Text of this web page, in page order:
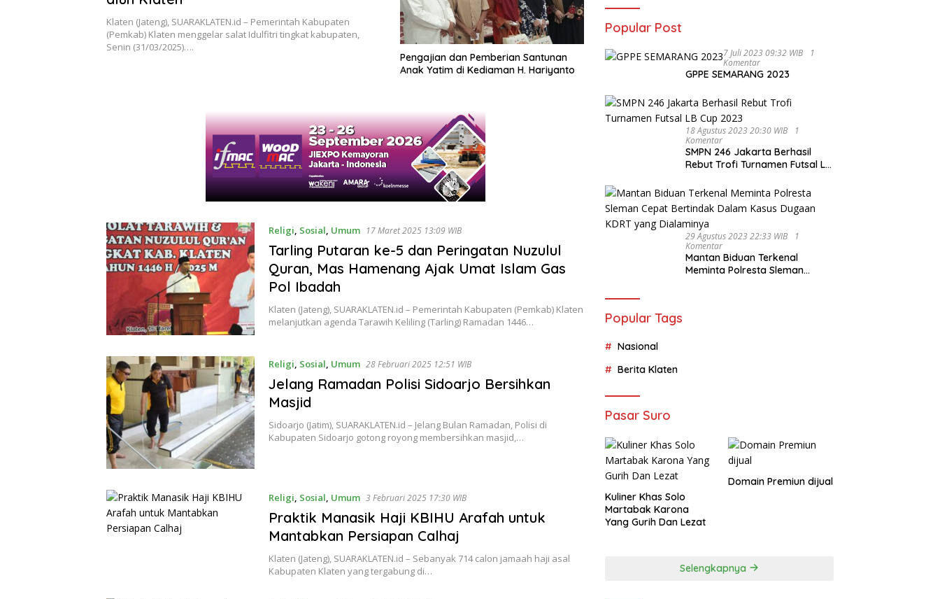
Klaten (Jateng), SUARAKLATEN.id – Pemerintah Kabupaten
(Pemkab) Klaten menggelar salat Idulfitri tingkat kabupaten,
Senin (31/03/2025)….
Pengajian dan Pemberian Santunan
Anak Yatim di Kediaman H. Hariyanto
Religi, Sosial, Umum 17 Maret 2025 13:09 WIB
Tarling Putaran ke-5 dan Peringatan Nuzulul
Quran, Mas Hamenang Ajak Umat Islam Gas
Pol Ibadah
Klaten (Jateng), SUARAKLATEN.id – Pemerintah Kabupaten (Pemkab) Klaten
melanjutkan agenda Tarawih Keliling (Tarling) Ramadan 1446…
Religi, Sosial, Umum 28 Februari 2025 12:51 WIB
Jelang Ramadan Polisi Sidoarjo Bersihkan
Masjid
Sidoarjo (Jatim), SUARAKLATEN.id – Jelang Bulan Ramadan, Polisi di
Kabupaten Sidoarjo gotong royong membersihkan masjid,…
Religi, Sosial, Umum 3 Februari 2025 17:30 WIB
Praktik Manasik Haji KBIHU Arafah untuk
Mantabkan Persiapan Calhaj
Klaten (Jateng), SUARAKLATEN.id – Sebanyak 714 calon jamaah haji asal
Kabupaten Klaten yang tergabung di…
Popular Post
7 Juli 2023 09:32 WIB
1
Komentar
GPPE SEMARANG 2023
18 Agustus 2023 20:30 WIB
1
Komentar
SMPN 246 Jakarta Berhasil
Rebut Trofi Turnamen Futsal LB
29 Agustus 2023 22:33 WIB
1
Komentar
Mantan Biduan Terkenal
Meminta Polresta Sleman
Popular Tags
Nasional
Berita Klaten
Pasar Suro
Kuliner Khas Solo
Martabak Karona
Yang Gurih Dan Lezat
Domain Premiun dijual
Selengkapnya